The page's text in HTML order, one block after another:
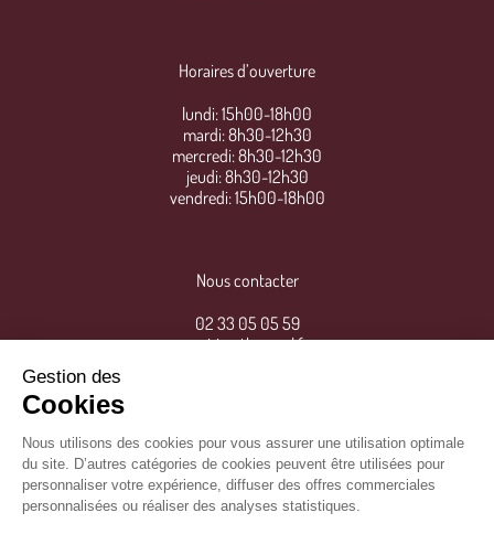
Horaires d’ouverture
lundi: 15h00-18h00
mardi: 8h30-12h30
mercredi: 8h30-12h30
jeudi: 8h30-12h30
vendredi: 15h00-18h00
Nous contacter
02 33 05 05 59
mairie@thereval.fr
Gestion des
Cookies
Nous utilisons des cookies pour vous assurer une utilisation optimale
du site. D’autres catégories de cookies peuvent être utilisées pour
personnaliser votre expérience, diffuser des offres commerciales
personnalisées ou réaliser des analyses statistiques.